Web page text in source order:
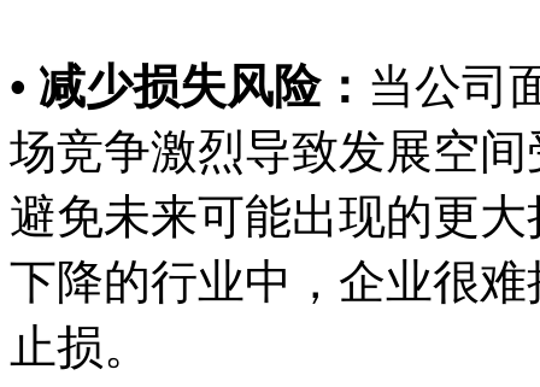
• 减少损失风险： 当公司
场竞争激烈导致发展空
避免未来可能出现的更
下降的行业中，企业很
止损。